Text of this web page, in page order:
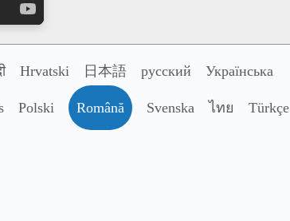
Hrvatski 日本語 русский Українська
Polski Română Svenska ไทย Türkçe